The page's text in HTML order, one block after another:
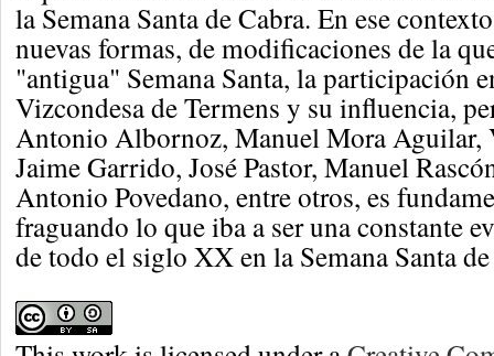
la Semana Santa de Cabra. En ese
nuevas formas, de modificaciones de la
"antigua" Semana Santa, la participación
Vizcondesa de Termens y su influencia,
Antonio Albornoz, Manuel Mora Aguilar,
Jaime Garrido, José Pastor, Manuel
Antonio Povedano, entre otros, es
fraguando lo que iba a ser una constante
de todo el siglo XX en la Semana Santa